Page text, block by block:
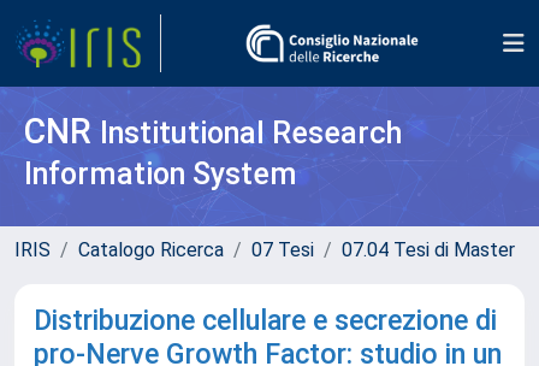
CNR Institutional Research
Information System
IRIS Catalogo Ricerca 07 Tesi 07.04 Tesi di Master
Distribuzione cellulare e secrezione di
pro-Nerve Growth Factor: studio in un